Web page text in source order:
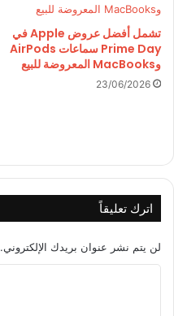
تشمل أفضل عروض Apple في
Prime Day سماعات AirPods
وMacBooks المعروضة للبيع
23/06/2026
اترك تعليقاً
لن يتم نشر عنوان بريدك الإلكتروني.